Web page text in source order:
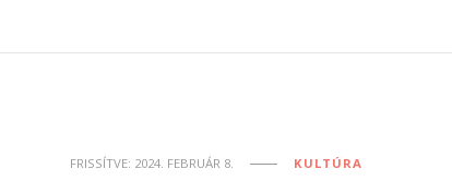
FRISSÍTVE: 2024. FEBRUÁR 8. KULTÚRA